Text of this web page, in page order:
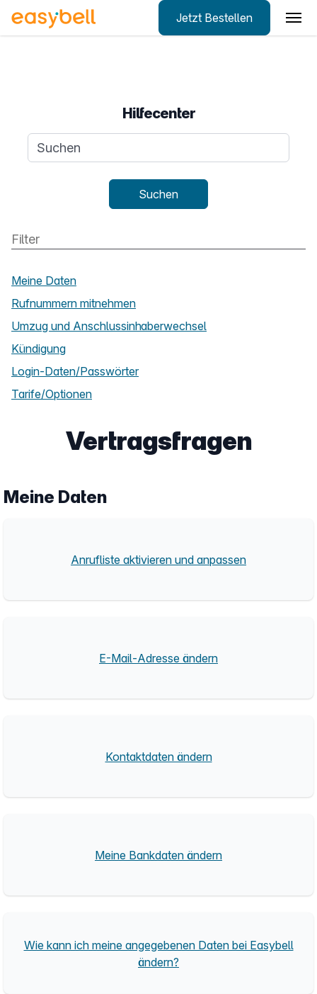
Jetzt Bestellen
Hilfecenter
Suchanfrage
Suchen
Meine Daten
Rufnummern mitnehmen
Umzug und Anschlussinhaberwechsel
Kündigung
Login-Daten/Passwörter
Tarife/Optionen
Vertragsfragen
Meine Daten
Anrufliste aktivieren und anpassen
E-Mail-Adresse ändern
Kontaktdaten ändern
Meine Bankdaten ändern
Wie kann ich meine angegebenen Daten bei Easybell
ändern?